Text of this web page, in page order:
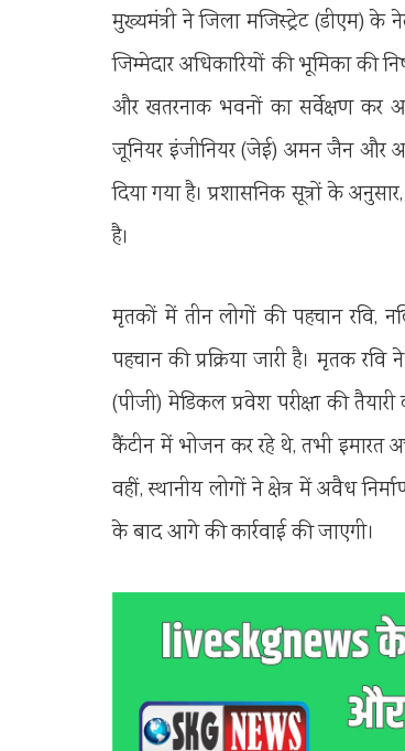
मुख्यमंत्री ने जिला मजिस्ट्रेट (डीएम)
जिम्मेदार अधिकारियों की भूमिका की
और खतरनाक भवनों का सर्वेक्षण कर
जूनियर इंजीनियर (जेई) अमन जैन और
दिया गया है। प्रशासनिक सूत्रों के
है।
मृतकों में तीन लोगों की पहचान
पहचान की प्रक्रिया जारी है। मृतक रवि
(पीजी) मेडिकल प्रवेश परीक्षा की
कैंटीन में भोजन कर रहे थे, तभी इमारत
वहीं, स्थानीय लोगों ने क्षेत्र में अवैध
के बाद आगे की कार्रवाई की जाएगी।